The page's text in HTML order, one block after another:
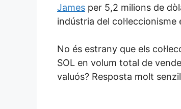
James per 5,2 milions de
indústria del col·leccionisme
No és estrany que els
SOL en volum total de
valuós? Resposta molt